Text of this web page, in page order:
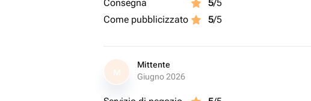
Consegna
5/5
Come pubblicizzato
5/5
M
Mittente
Giugno 2026